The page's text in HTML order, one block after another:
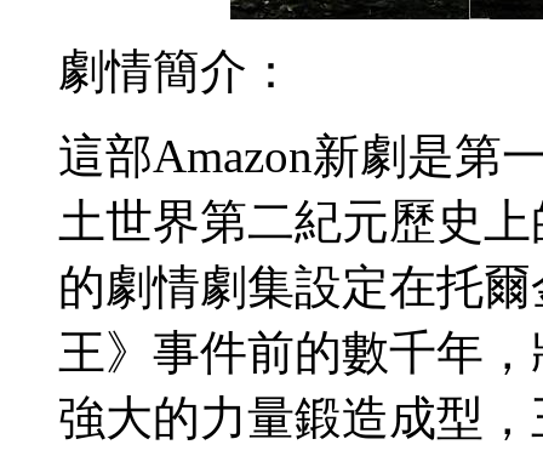
劇情簡介：
這部Amazon新劇是第
土世界第二紀元歷史
的劇情劇集設定在托
王》事件前的數千年
強大的力量鍛造成型